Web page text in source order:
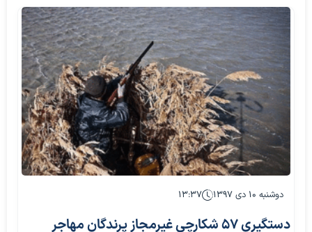
دوشنبه ۱۰ دی ۱۳۹۷ ۱۳:۳۷
دستگیری ۵۷ شکارچی غیرمجاز پرندگان مهاجر